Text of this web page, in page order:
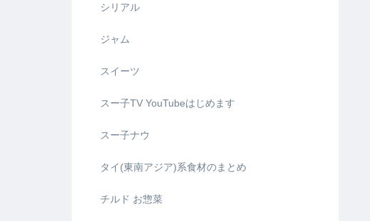
シリアル
ジャム
スイーツ
スー子TV YouTubeはじめます
スー子ナウ
タイ(東南アジア)系食材のまとめ
チルド お惣菜